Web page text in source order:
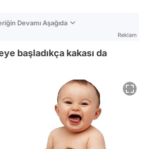
Devamı Aşağıda
Reklam
başladıkça kakası da